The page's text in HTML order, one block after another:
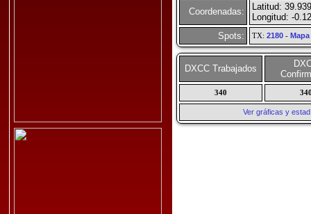
Coordenadas:
Latitud:
Longitud: -
Spots:
TX: 2180- Mapa
DXCC Trabajados
340
Ver gráficas y